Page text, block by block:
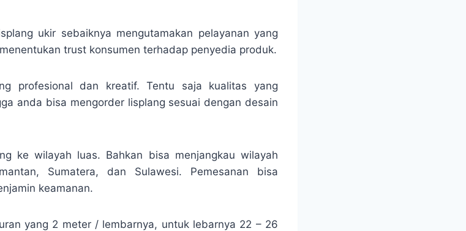
ukir sebaiknya mengutamakan pelayanan yang
trust konsumen terhadap penyedia produk.
profesional dan kreatif. Tentu saja kualitas yang
anda bisa mengorder lisplang sesuai dengan desain
ke wilayah luas. Bahkan bisa menjangkau wilayah
Sumatera, dan Sulawesi. Pemesanan bisa
keamanan.
yang 2 meter / lembarnya, untuk lebarnya 22 – 26